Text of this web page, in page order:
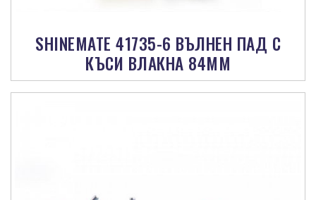
SHINEMATE 41735-6 ВЪЛНЕН ПАД С
КЪСИ ВЛАКНА 84ММ